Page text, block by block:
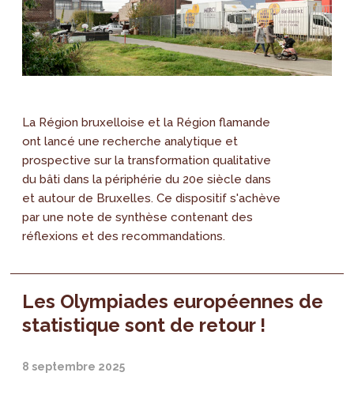
La Région bruxelloise et la Région flamande
ont lancé une recherche analytique et
prospective sur la transformation qualitative
du bâti dans la périphérie du 20e siècle dans
et autour de Bruxelles. Ce dispositif s'achève
par une note de synthèse contenant des
réflexions et des recommandations.
Les Olympiades européennes de
statistique sont de retour !
8 septembre 2025